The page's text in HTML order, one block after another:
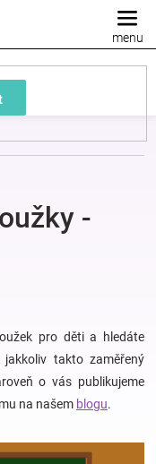
-
pro děti a hledáte
jakkoliv takto zaměřený
o vás publikujeme
na našem blogu.